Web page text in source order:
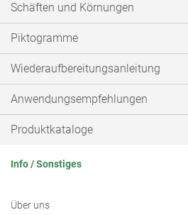
Schäften und Körnungen
Piktogramme
Wiederaufbereitungsanleitung
Anwendungsempfehlungen
Produktkataloge
Info / Sonstiges
Über uns